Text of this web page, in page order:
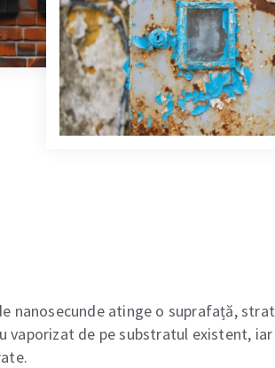
nanosecunde atinge o suprafață,
vaporizat de pe substratul existent,